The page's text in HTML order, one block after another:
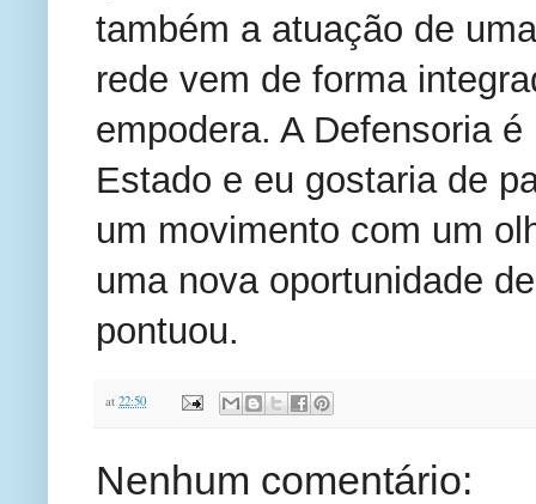
também a atuação de
rede vem de forma
empodera. A Defensoria
Estado e eu gostaria de
um movimento com um
uma nova oportunidade
pontuou.
at 22:50
Nenhum comentário: